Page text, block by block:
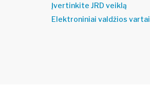
Įvertinkite JRD veiklą
Elektroniniai valdžios vartai